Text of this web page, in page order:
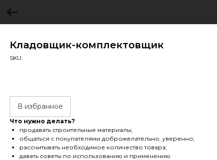
Кладовщик-комплектовщик
SKU:
В избранное
Что нужно делать?
продавать строительные материалы;
общаться с покупателями доброжелательно, уверенно;
рассчитывать необходимое количество товара;
давать советы по использованию и применению